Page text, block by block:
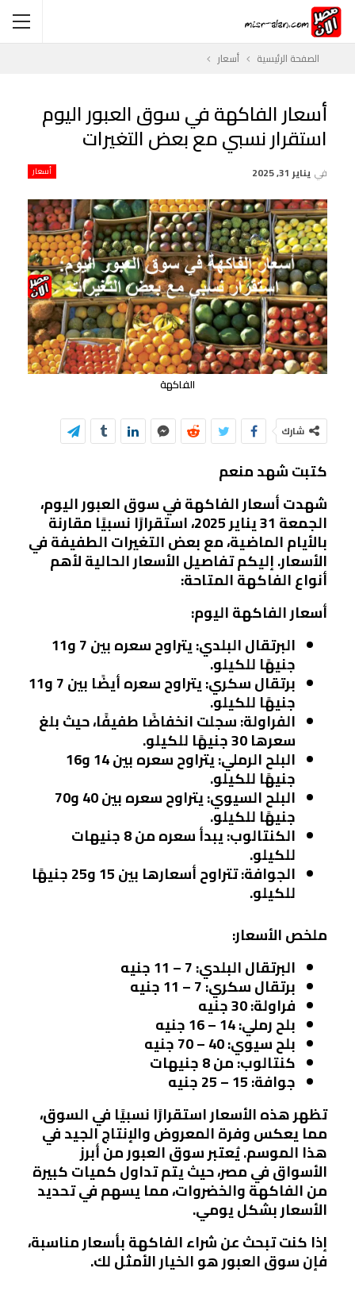
الصفحة الرئيسية أسعار
أسعار الفاكهة في سوق العبور اليوم
استقرار نسبي مع بعض التغيرات
أسعار في يناير 31, 2025
الفاكهة
شارك
كتبت شهد منعم
شهدت أسعار الفاكهة في سوق العبور اليوم،
الجمعة 31 يناير 2025، استقرارًا نسبيًا مقارنة
بالأيام الماضية، مع بعض التغيرات الطفيفة في
الأسعار. إليكم تفاصيل الأسعار الحالية لأهم
أنواع الفاكهة المتاحة:
أسعار الفاكهة اليوم:
البرتقال البلدي
: يتراوح سعره بين 7 و11
جنيهًا للكيلو.
برتقال سكري : يتراوح سعره أيضًا بين 7 و11
جنيهًا للكيلو.
الفراولة: سجلت انخفاضًا طفيفًا، حيث بلغ
سعرها 30 جنيهًا للكيلو.
البلح الرملي : يتراوح سعره بين 14 و16
جنيهًا للكيلو.
البلح السيوي : يتراوح سعره بين 40 و70
جنيهًا للكيلو.
الكنتالوب : يبدأ سعره من 8 جنيهات
للكيلو.
الجوافة : تتراوح أسعارها بين 15 و25 جنيهًا
للكيلو.
ملخص الأسعار:
البرتقال البلدي: 7 – 11 جنيه
برتقال سكري: 7 – 11 جنيه
فراولة: 30 جنيه
بلح رملي: 14 – 16 جنيه
بلح سيوي: 40 – 70 جنيه
كنتالوب: من 8 جنيهات
جوافة: 15 – 25 جنيه
تظهر هذه الأسعار استقرارًا نسبيًا في السوق،
مما يعكس وفرة المعروض والإنتاج الجيد في
هذا الموسم. يُعتبر سوق العبور من أبرز
الأسواق في مصر، حيث يتم تداول كميات كبيرة
من الفاكهة والخضروات، مما يسهم في تحديد
الأسعار بشكل يومي.
إذا كنت تبحث عن شراء الفاكهة بأسعار مناسبة،
فإن سوق العبور هو الخيار الأمثل لك.